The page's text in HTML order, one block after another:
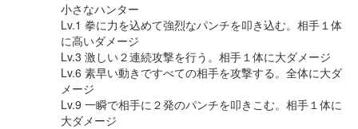
小さなハンター
Lv.1 拳に力を込めて強烈なパンチを叩き込む。相手１体
に高いダメージ
Lv.3 激しい２連続攻撃を行う。相手１体に大ダメージ
Lv.6 素早い動きですべての相手を攻撃する。全体に大ダ
メージ
Lv.9 一瞬で相手に２発のパンチを叩きこむ。相手１体に
大ダメージ